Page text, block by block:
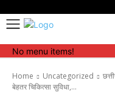
No menu items!
Home Uncategorized
बेहतर चिकित्सा सुविधा,...